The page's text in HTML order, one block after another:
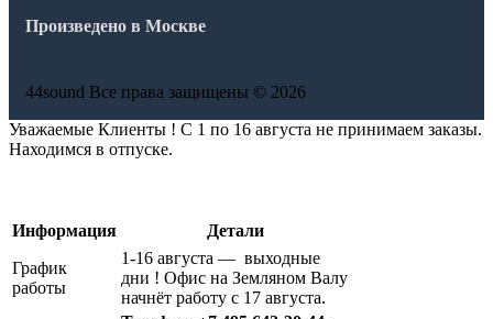
Произведено в Москве
44sound Все права защищены © 2026
Уважаемые Клиенты ! С 1 по 16 августа не принимаем заказы.
Находимся в отпуске.
Информация
Детали
График
работы
1-16 августа — выходные
дни ! Офис на Земляном Валу
начнёт работу с 17 августа.